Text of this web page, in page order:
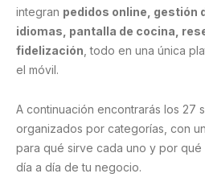
integran pedidos online, gestión
idiomas, pantalla de cocina,
fidelización , todo en una única
el móvil.
A continuación encontrarás los 27
organizados por categorías, con
para qué sirve cada uno y por
día a día de tu negocio.